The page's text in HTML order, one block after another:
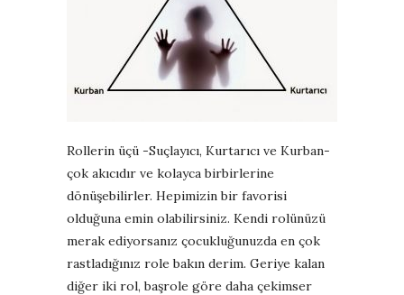
Rollerin üçü -Suçlayıcı, Kurtarıcı ve Kurban-
çok akıcıdır ve kolayca birbirlerine
dönüşebilirler. Hepimizin bir favorisi
olduğuna emin olabilirsiniz. Kendi rolünüzü
merak ediyorsanız çocukluğunuzda en çok
rastladığınız role bakın derim. Geriye kalan
diğer iki rol, başrole göre daha çekimser